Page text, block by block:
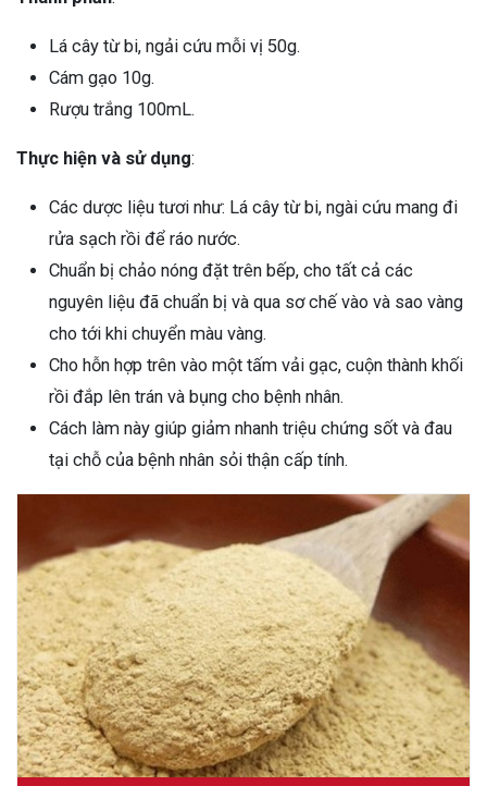
Lá cây từ bi, ngải cứu mỗi vị 50g.
Cám gạo 10g.
Rượu trắng 100mL.
Thực hiện và sử dụng:
Các dược liệu tươi như: Lá cây từ bi, ngài cứu mang đi
rửa sạch rồi để ráo nước.
Chuẩn bị chảo nóng đặt trên bếp, cho tất cả các
nguyên liệu đã chuẩn bị và qua sơ chế vào và sao vàng
cho tới khi chuyển màu vàng.
Cho hỗn hợp trên vào một tấm vải gạc, cuộn thành khối
rồi đắp lên trán và bụng cho bệnh nhân.
Cách làm này giúp giảm nhanh triệu chứng sốt và đau
tại chỗ của bệnh nhân sỏi thận cấp tính.